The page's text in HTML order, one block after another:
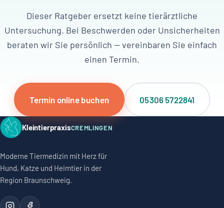
Dieser Ratgeber ersetzt keine tierärztliche
Untersuchung. Bei Beschwerden oder Unsicherheiten
beraten wir Sie persönlich — vereinbaren Sie einfach
einen Termin.
Termin online buchen 05306 5722841
KleintierpraxisCREMLINGEN
Moderne Tiermedizin mit Herz für
Hund, Katze und Heimtier in der
Region Braunschweig.